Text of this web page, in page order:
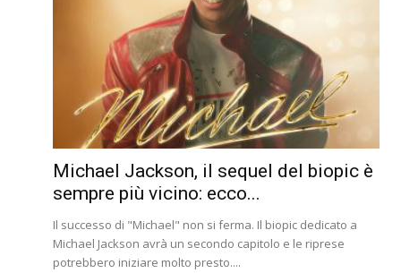
Michael Jackson, il sequel del biopic è
sempre più vicino: ecco...
Il successo di "Michael" non si ferma. Il biopic dedicato a
Michael Jackson avrà un secondo capitolo e le riprese
potrebbero iniziare molto presto....